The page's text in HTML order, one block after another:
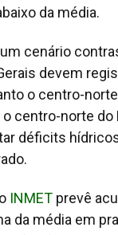
da média.
cenário
devem
o centro-
centro-norte do
déficits
INMET prevê
da média em